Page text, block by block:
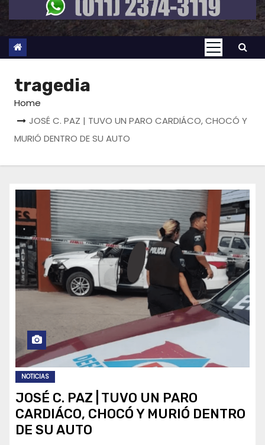
tragedia
Home
JOSÉ C. PAZ | TUVO UN PARO CARDIÁCO, CHOCÓ Y
MURIÓ DENTRO DE SU AUTO
NOTICIAS
JOSÉ C. PAZ | TUVO UN PARO
CARDIÁCO, CHOCÓ Y MURIÓ DENTRO
DE SU AUTO